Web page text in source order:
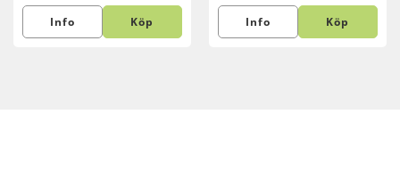
Info Köp Info Köp